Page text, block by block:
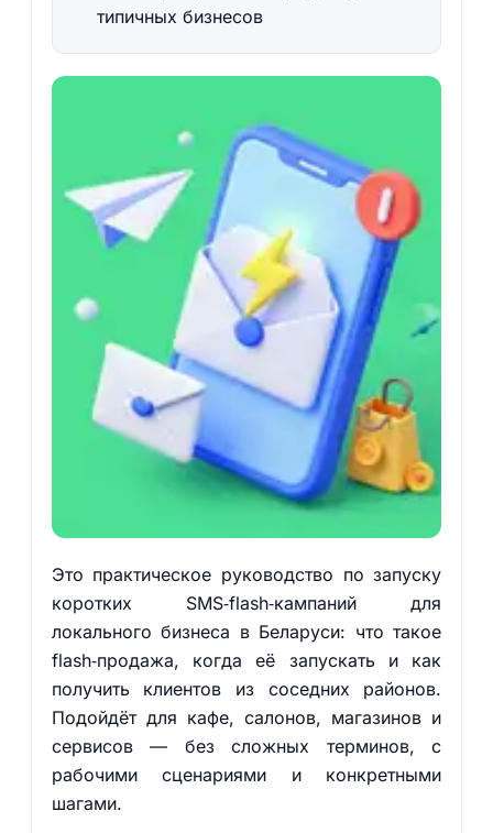
типичных бизнесов
Это практическое руководство по запуску
коротких SMS‑flash‑кампаний для
локального бизнеса в Беларуси: что такое
flash‑продажа, когда её запускать и как
получить клиентов из соседних районов.
Подойдёт для кафе, салонов, магазинов и
сервисов — без сложных терминов, с
рабочими сценариями и конкретными
шагами.